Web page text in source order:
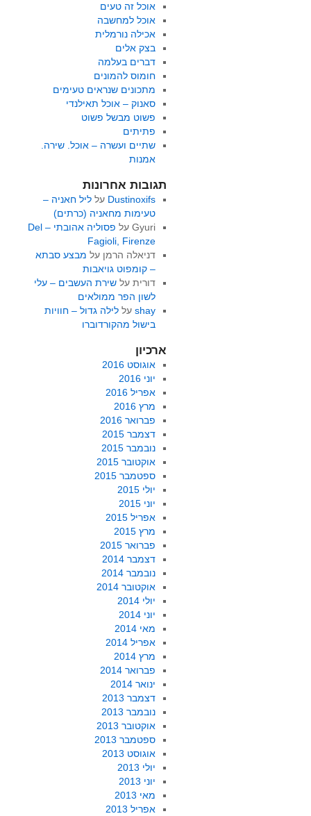
אוכל זה טעים
אוכל למחשבה
אכילה נורמלית
בצק אלים
דברים בעלמה
חומוס להמונים
מתכונים שנראים טעימים
סאנוק – אוכל תאילנדי
פשוט מבשל פשוט
פתיתים
שתיים ועשרה – אוכל. שירה.
אמנות
תגובות אחרונות
Dustinoxifs על ליל חאניה –
טעימות מחאניה (כרתים)
Gyuriעל
פסוליה אהובתי – Del
Fagioli, Firenze
דניאלה הרמן על מבצע סבתא
– קומפוט גויאבות
דוריתעל שירת העשבים – עלי
לשון הפר ממולאים
shayעל לילה גדול – חוויות
בישול מהקורדוברו
ארכיון
אוגוסט 2016
יוני 2016
אפריל 2016
מרץ 2016
פברואר 2016
דצמבר 2015
נובמבר 2015
אוקטובר 2015
ספטמבר 2015
יולי 2015
יוני 2015
אפריל 2015
מרץ 2015
פברואר 2015
דצמבר 2014
נובמבר 2014
אוקטובר 2014
יולי 2014
יוני 2014
מאי 2014
אפריל 2014
מרץ 2014
פברואר 2014
ינואר 2014
דצמבר 2013
נובמבר 2013
אוקטובר 2013
ספטמבר 2013
אוגוסט 2013
יולי 2013
יוני 2013
מאי 2013
אפריל 2013